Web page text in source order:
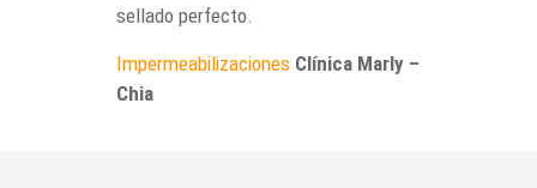
sellado perfecto.
Impermeabilizaciones Clínica Marly –
Chia